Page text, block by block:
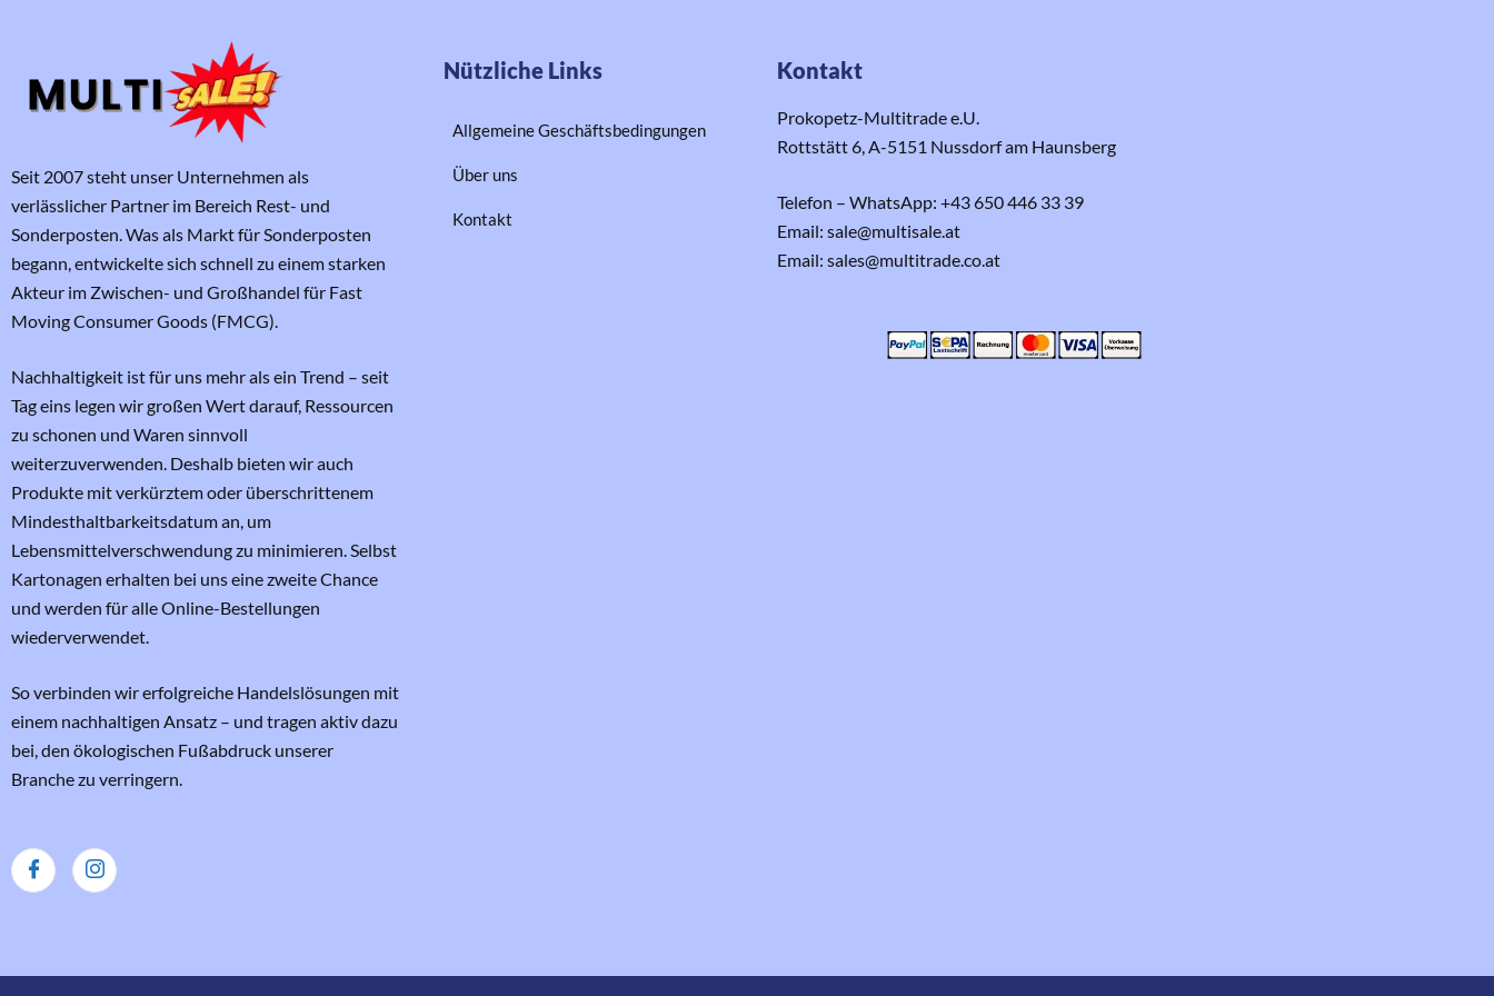
Seit 2007 steht unser Unternehmen als
verlässlicher Partner im Bereich Rest- und
Sonderposten. Was als Markt für Sonderposten
begann, entwickelte sich schnell zu einem starken
Akteur im Zwischen- und Großhandel für Fast
Moving Consumer Goods (FMCG).
Nachhaltigkeit ist für uns mehr als ein Trend – seit
Tag eins legen wir großen Wert darauf, Ressourcen
zu schonen und Waren sinnvoll
weiterzuverwenden. Deshalb bieten wir auch
Produkte mit verkürztem oder überschrittenem
Mindesthaltbarkeitsdatum an, um
Lebensmittelverschwendung zu minimieren. Selbst
Kartonagen erhalten bei uns eine zweite Chance
und werden für alle Online-Bestellungen
wiederverwendet.
So verbinden wir erfolgreiche Handelslösungen mit
einem nachhaltigen Ansatz – und tragen aktiv dazu
bei, den ökologischen Fußabdruck unserer
Branche zu verringern.
Nützliche Links
Allgemeine Geschäftsbedingungen
Über uns
Kontakt
Kontakt
Prokopetz-Multitrade e.U.
Rottstätt 6, A-5151 Nussdorf am Haunsberg
Telefon – WhatsApp: +43 650 446 33 39
Email: sale@multisale.at
Email: sales@multitrade.co.at